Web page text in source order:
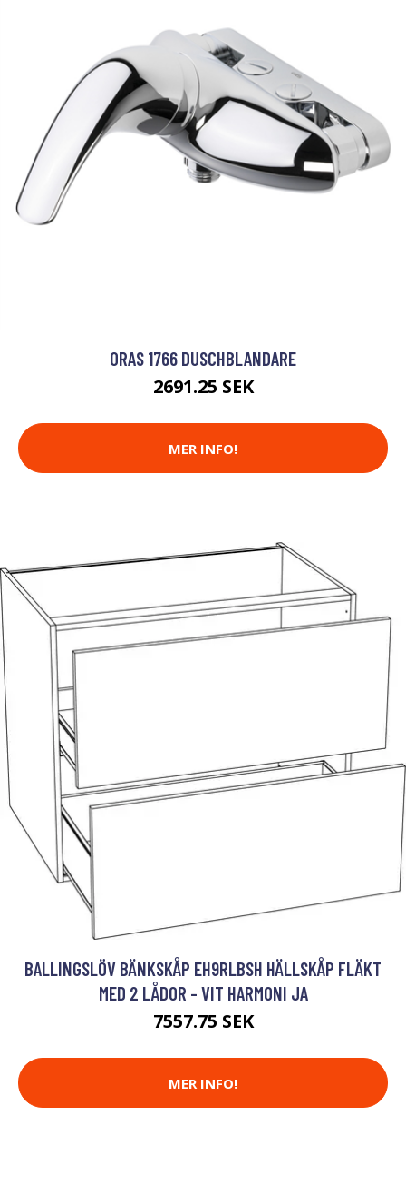
ORAS 1766 DUSCHBLANDARE
2691.25 SEK
MER INFO!
BALLINGSLÖV BÄNKSKÅP EH9RLBSH HÄLLSKÅP FLÄKT
MED 2 LÅDOR - VIT HARMONI JA
7557.75 SEK
MER INFO!